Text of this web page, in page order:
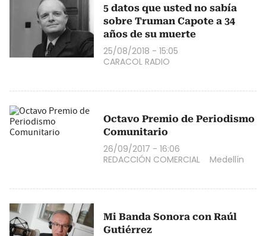
5 datos que usted no sabía
sobre Truman Capote a 34
años de su muerte
25/08/2018 - 15:05
CARACOL RADIO
Octavo Premio de Periodismo
Comunitario
26/09/2017 - 16:06
REDACCIÓN COMERCIAL
Medellín
Mi Banda Sonora con Raúl
Gutiérrez